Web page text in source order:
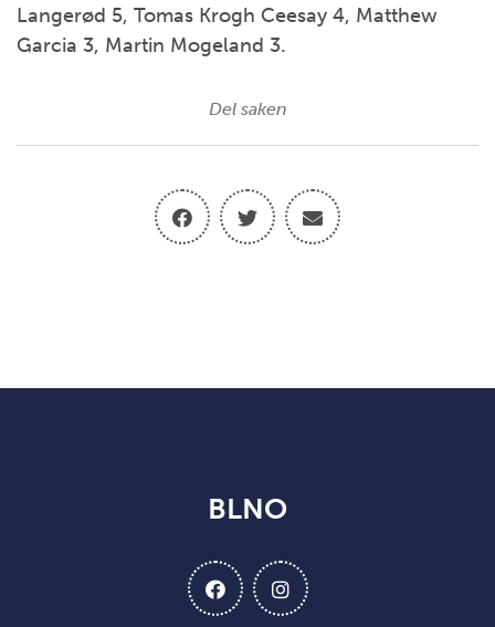
Langerød 5, Tomas Krogh Ceesay 4, Matthew
Garcia 3, Martin Mogeland 3.
Del saken
BLNO